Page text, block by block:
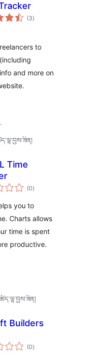
(3གདེང་
འཇོག་
)
to
and more on
Time
(0གདེང་
འཇོག་
ཚང་།
)
you to
Charts allows
time is spent
productive.
Builders
(0གདེང་
འཇོག་
)